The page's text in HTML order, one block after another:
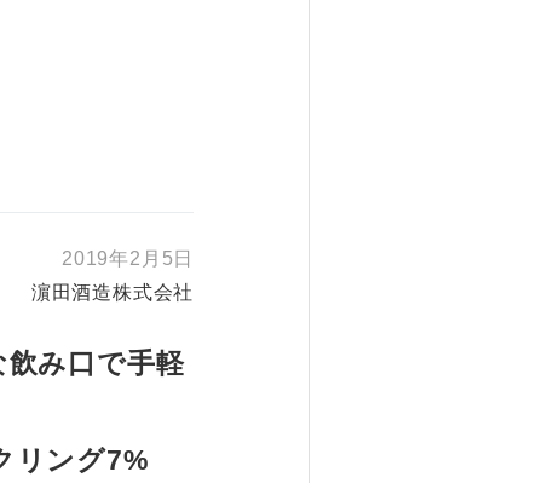
2019年2月5日
濵田酒造株式会社
み口で手軽
リング7%